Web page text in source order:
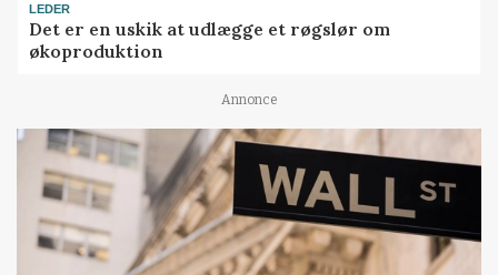
LEDER
Det er en uskik at udlægge et røgslør om
økoproduktion
Annonce